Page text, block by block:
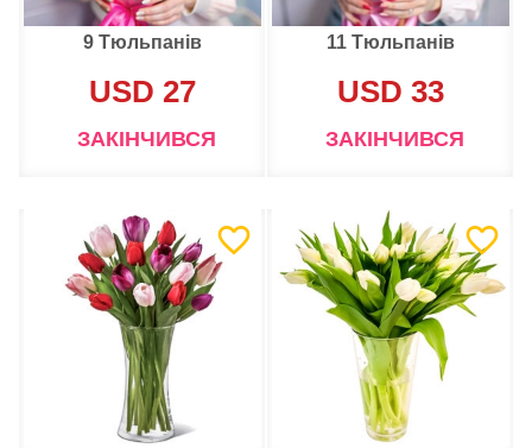
9 Тюльпанів
USD 27
ЗАКІНЧИВСЯ
11 Тюльпанів
USD 33
ЗАКІНЧИВСЯ